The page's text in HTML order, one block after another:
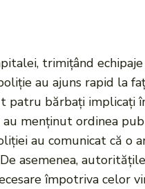
trimițând
au ajuns rapid la
bărbați implicați
menținut ordinea
au comunicat că o
asemenea,
împotriva celor